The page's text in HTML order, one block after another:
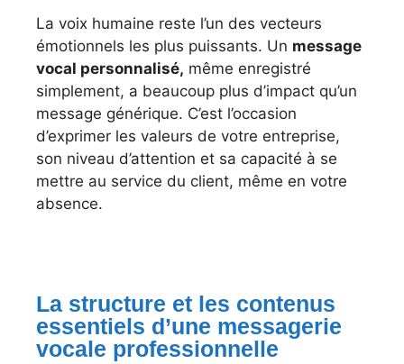
La voix humaine reste l’un des vecteurs
émotionnels les plus puissants. Un message
vocal personnalisé, même enregistré
simplement, a beaucoup plus d’impact qu’un
message générique. C’est l’occasion
d’exprimer les valeurs de votre entreprise,
son niveau d’attention et sa capacité à se
mettre au service du client, même en votre
absence.
La structure et les contenus
essentiels d’une messagerie
vocale professionnelle